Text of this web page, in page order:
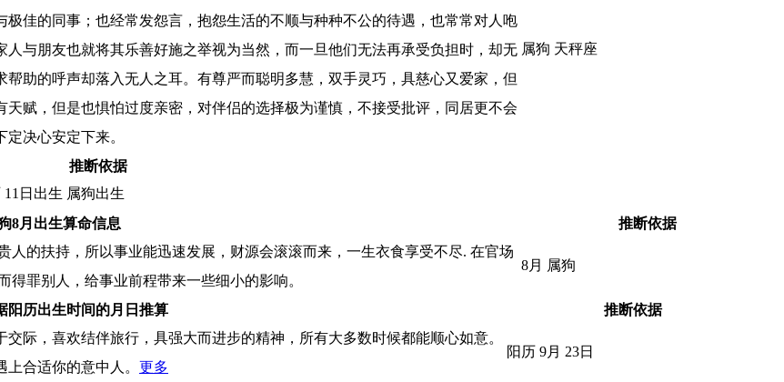
佳的同事；也经常发怨言，抱怨生活的不顺与种种不公的待遇，也常常对人咆
与朋友也就将其乐善好施之举视为当然，而一旦他们无法再承受负担时，却无
助的呼声却落入无人之耳。有尊严而聪明多慧，双手灵巧，具慈心又爱家，但
赋，但是也惧怕过度亲密，对伴侣的选择极为谨慎，不接受批评，同居更不会
决心安定下来。
属狗 天秤座
推断依据
11日出生 属狗出生
8月出生算命信息
推断依据
的扶持，所以事业能迅速发展，财源会滚滚而来，一生衣食享受不尽. 在官场
得罪别人，给事业前程带来一些细小的影响。
8月 属狗
阳历出生时间的月日推算
推断依据
，喜欢结伴旅行，具强大而进步的精神，所有大多数时候都能顺心如意。
合适你的意中人。 更多
阳历 9月 23日